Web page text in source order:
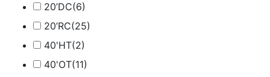
20’DC(6)
20’RC(25)
40'HT(2)
40'OT(11)